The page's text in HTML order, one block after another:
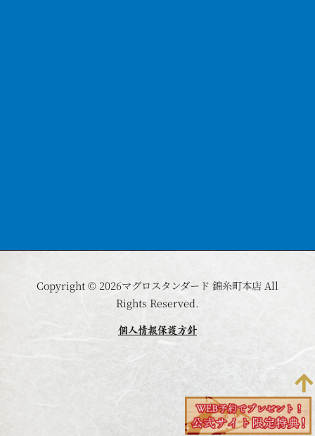
Copyright © 2026マグロスタンダード 錦糸町本店 All
Rights Reserved.
個人情報保護方針